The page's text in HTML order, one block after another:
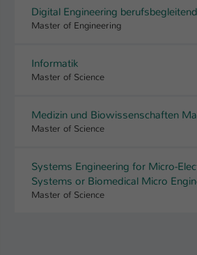
Digital Engineering berufsbegleitend
Master of Engineering
Informatik
Master of Science
Medizin und Biowissenschaften
Master of Science
Systems Engineering for Micro-
Systems or Biomedical Micro
Master of Science